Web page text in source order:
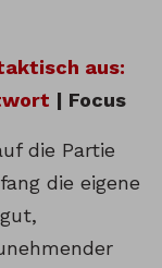
aus:
| Focus
die Partie
die eigene